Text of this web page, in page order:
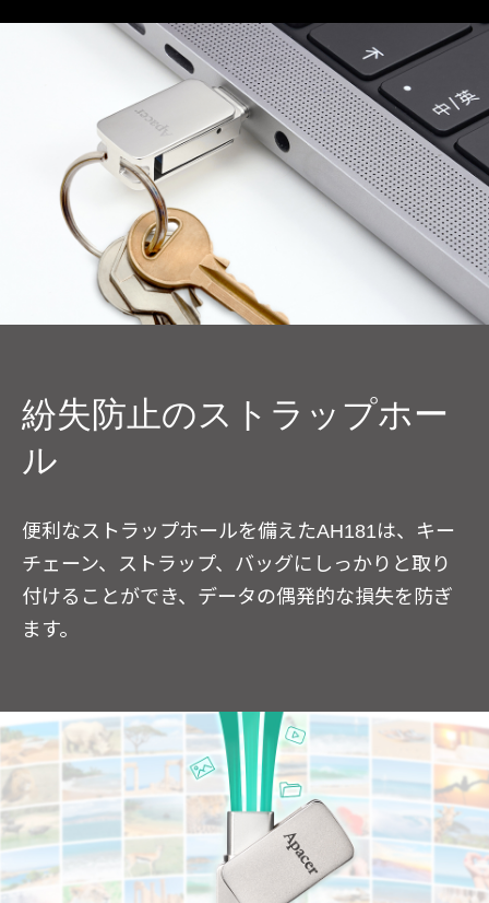
紛失防止のストラップホー
ル
便利なストラップホールを備えたAH181は、キー
チェーン、ストラップ、バッグにしっかりと取り
付けることができ、データの偶発的な損失を防ぎ
ます。